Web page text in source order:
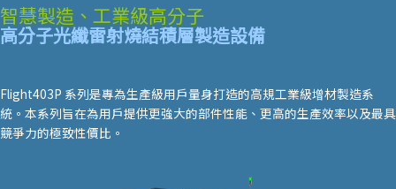
智慧製造、工業級高分子
高分子光纖雷射燒結積層製造設備
Flight403P 系列是專為生產級用戶量身打造的高規工業級增材製造系
統。本系列旨在為用戶提供更強大的部件性能、更高的生產效率以及最具
競爭力的極致性價比。